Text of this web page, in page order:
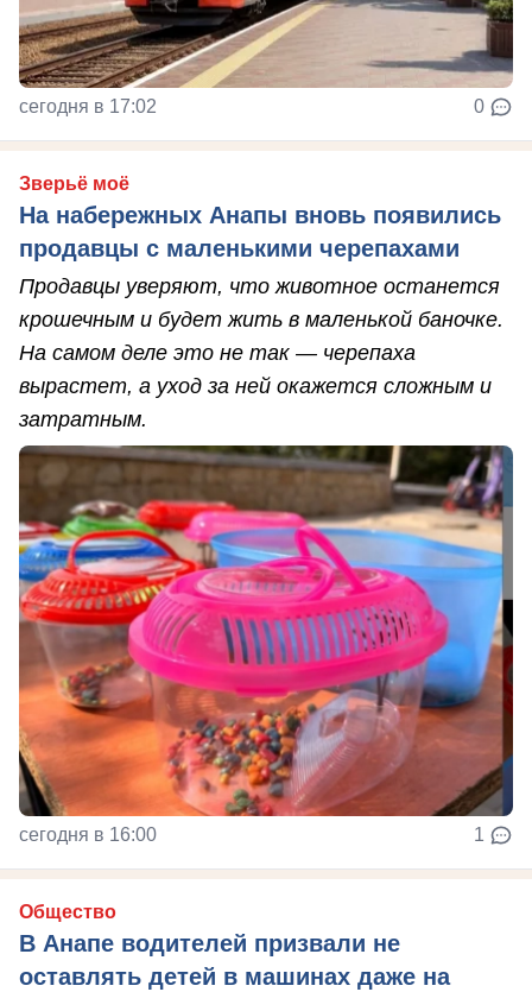
сегодня в 17:02 0
Зверьё моё
На набережных Анапы вновь появились
продавцы с маленькими черепахами
Продавцы уверяют, что животное останется
крошечным и будет жить в маленькой баночке.
На самом деле это не так — черепаха
вырастет, а уход за ней окажется сложным и
затратным.
сегодня в 16:00 1
Общество
В Анапе водителей призвали не
оставлять детей в машинах даже на